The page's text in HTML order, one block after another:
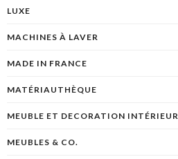
LUXE
MACHINES À LAVER
MADE IN FRANCE
MATÉRIAUTHÈQUE
MEUBLE ET DECORATION
MEUBLES & CO.